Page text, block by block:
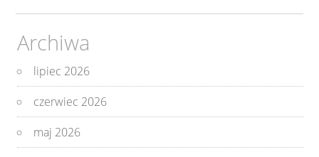
Archiwa
lipiec 2026
czerwiec 2026
maj 2026